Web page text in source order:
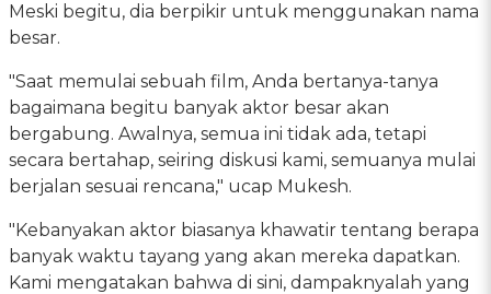
Meski begitu, dia berpikir untuk menggunakan nama
besar.
"Saat memulai sebuah film, Anda bertanya-tanya
bagaimana begitu banyak aktor besar akan
bergabung. Awalnya, semua ini tidak ada, tetapi
secara bertahap, seiring diskusi kami, semuanya mulai
berjalan sesuai rencana," ucap Mukesh.
"Kebanyakan aktor biasanya khawatir tentang berapa
banyak waktu tayang yang akan mereka dapatkan.
Kami mengatakan bahwa di sini, dampaknyalah yang